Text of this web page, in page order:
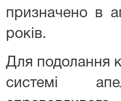
призначено в
років.
Для подолання
системі